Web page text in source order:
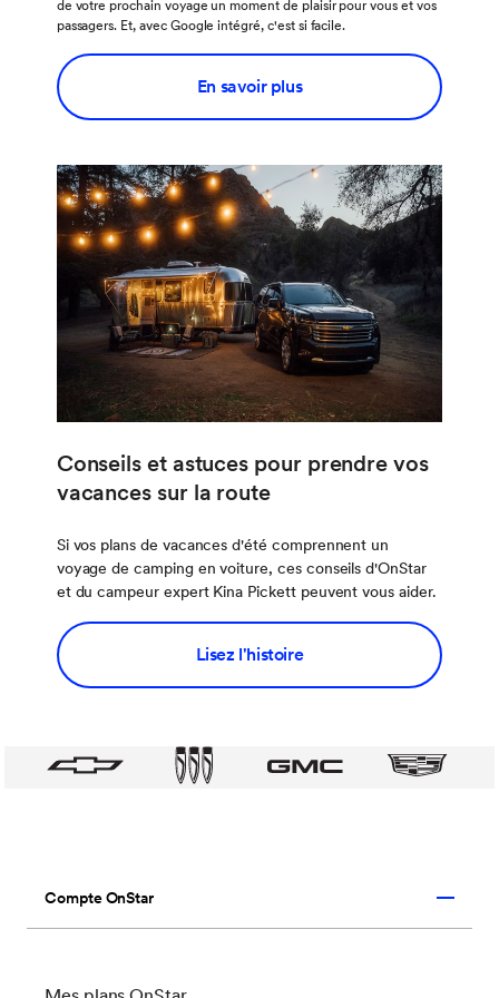
de votre prochain voyage un moment de plaisir pour vous et vos
passagers. Et, avec Google intégré, c'est si facile.
En savoir plus
Conseils et astuces pour prendre vos
vacances sur la route
Si vos plans de vacances d'été comprennent un
voyage de camping en voiture, ces conseils d'OnStar
et du campeur expert Kina Pickett peuvent vous aider.
Lisez l'histoire